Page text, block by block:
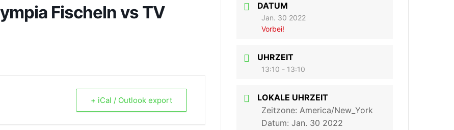
Fischeln vs TV
+ iCal / Outlook export
DATUM
Jan. 30 2022
Vorbei!
UHRZEIT
13:10 - 13:10
LOKALE UHRZEIT
Zeitzone:America/New_York
Datum:Jan. 30 2022